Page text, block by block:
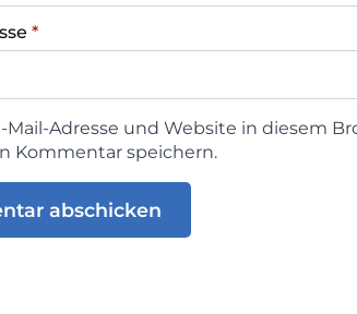
*
Mail-Adresse und Website in diesem
Kommentar speichern.